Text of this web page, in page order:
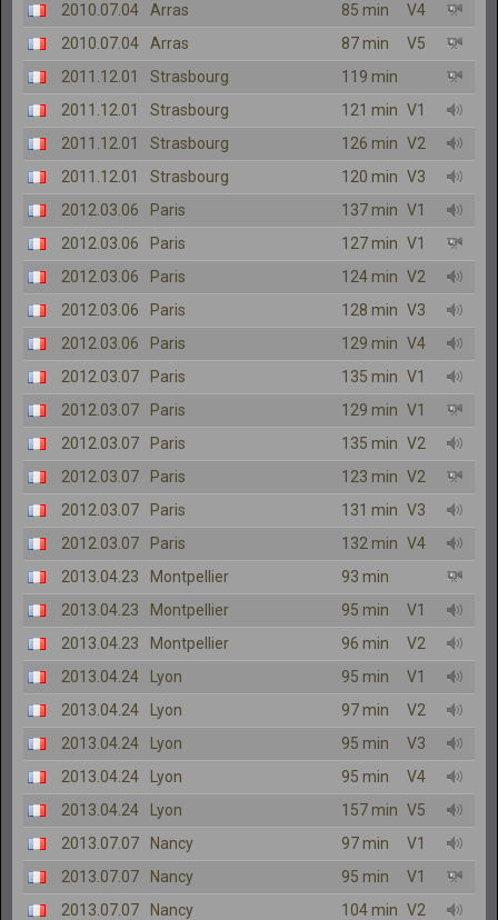
2010.07.04
Arras 85 min
V4
2010.07.04
Arras 87 min
V5
2011.12.01
Strasbourg
119 min
2011.12.01
Strasbourg 121 min V1
2011.12.01
Strasbourg 126 min V2
2011.12.01
Strasbourg 120 min V3
2012.03.06
Paris 137 min V1
2012.03.06
Paris 127 min V1
2012.03.06
Paris 124 min V2
2012.03.06
Paris 128 min V3
2012.03.06
Paris 129 min V4
2012.03.07
Paris 135 min V1
2012.03.07
Paris 129 min V1
2012.03.07
Paris 135 min V2
2012.03.07
Paris 123 min V2
2012.03.07
Paris 131 min V3
2012.03.07
Paris 132 min V4
2013.04.23
Montpellier
93 min
2013.04.23
Montpellier 95 min
V1
2013.04.23
Montpellier 96 min
V2
2013.04.24
Lyon 95 min
V1
2013.04.24
Lyon 97 min
V2
2013.04.24
Lyon 95 min
V3
2013.04.24
Lyon 95 min
V4
2013.04.24
Lyon 157 min V5
2013.07.07
Nancy 97 min
V1
2013.07.07
Nancy 95 min
V1
2013.07.07
Nancy 104 min V2